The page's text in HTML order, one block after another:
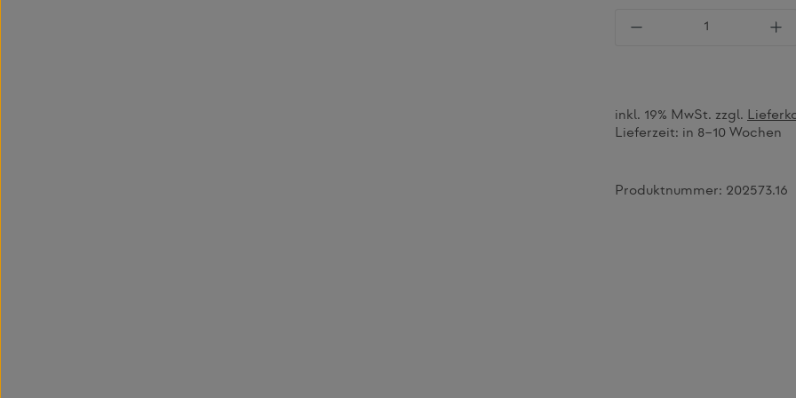
Produkt Anzahl:
inkl. 19% MwSt. zzgl.
Lieferzeit: in 8–10 Wochen
Produktnummer: 202573.16